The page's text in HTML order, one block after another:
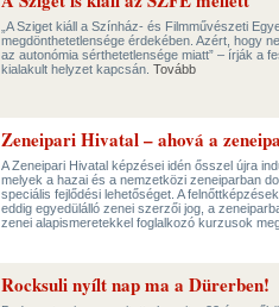
„A Sziget kiáll a Színház- és Filmművészeti
megdönthetetlensége érdekében. Azért, hogy
az autonómia sérthetetlensége miatt” – írják a
kialakult helyzet kapcsán. Tovább
Zeneipari Hivatal – ahová a
A Zeneipari Hivatal képzései idén ősszel újra
melyek a hazai és a nemzetközi zeneiparban
speciális fejlődési lehetőséget. A
eddig egyedülálló zenei szerzői jog, a
zenei alapismeretekkel foglalkozó kurzusok
Rocksuli nyílt nap ma a Dürerben!